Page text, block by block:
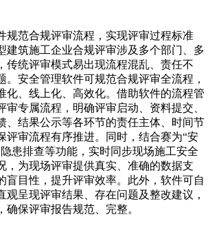
规范合规评审流程，实现评审过程标准
建筑施工企业合规评审涉及多个部门、多
传统评审模式易出现流程混乱、责任不
。安全管理软件可规范合规评审全流程，
化、线上化、高效化。借助软件的流程管
审专属流程，明确评审启动、资料提交、
、结果公示等各环节的责任主体、时间节
评审流程有序推进。同时，结合赛为“安
患排查等功能，实时同步现场施工安全
，为现场评审提供真实、准确的数据支
盲目性，提升评审效率。此外，软件可自
观呈现评审结果、存在问题及整改建议，
确保评审报告规范、完整。